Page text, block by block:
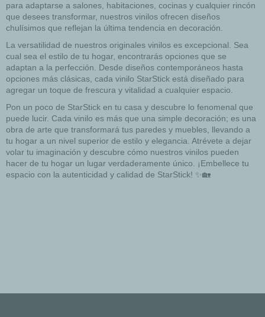
para adaptarse a salones, habitaciones, cocinas y cualquier rincón
que desees transformar, nuestros vinilos ofrecen diseños
chulísimos que reflejan la última tendencia en decoración.
La versatilidad de nuestros originales vinilos es excepcional. Sea
cual sea el estilo de tu hogar, encontrarás opciones que se
adaptan a la perfección. Desde diseños contemporáneos hasta
opciones más clásicas, cada vinilo StarStick está diseñado para
agregar un toque de frescura y vitalidad a cualquier espacio.
Pon un poco de StarStick en tu casa y descubre lo fenomenal que
puede lucir. Cada vinilo es más que una simple decoración; es una
obra de arte que transformará tus paredes y muebles, llevando a
tu hogar a un nivel superior de estilo y elegancia. Atrévete a dejar
volar tu imaginación y descubre cómo nuestros vinilos pueden
hacer de tu hogar un lugar verdaderamente único. ¡Embellece tu
espacio con la autenticidad y calidad de StarStick! ✨🏡